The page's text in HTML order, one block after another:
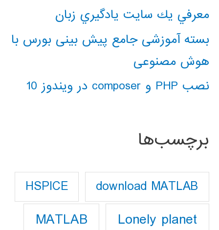
معرفي يك سايت يادگيري زبان
بسته آموزشی جامع پیش بینی بورس با
هوش مصنوعی
نصب PHP و composer در ویندوز 10
برچسب‌ها
download MATLAB
HSPICE
Lonely planet
MATLAB